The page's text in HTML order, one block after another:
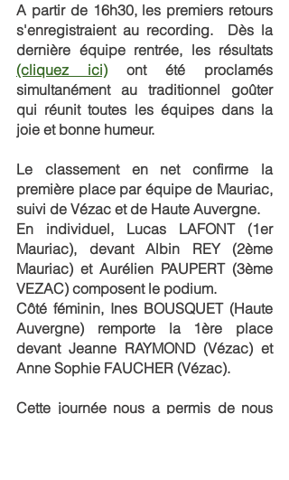
A partir de 16h30, les premiers retours
s'enregistraient au recording.  Dès la
(cliquez ici) ont été proclamés
simultanément au traditionnel goûter
qui réunit toutes les équipes dans la
joie et bonne humeur.
Le classement en net confirme la
première place par équipe de Mauriac,
suivi de Vézac et de Haute Auvergne.
En individuel, Lucas LAFONT (1er
Mauriac), devant Albin REY (2ème
Mauriac) et Aurélien PAUPERT (3ème
VEZAC) composent le podium.
Côté féminin, Ines BOUSQUET (Haute
Auvergne) remporte la 1ère place
devant Jeanne RAYMOND (Vézac) et
Anne Sophie FAUCHER (Vézac).
Cette journée nous a permis de nous